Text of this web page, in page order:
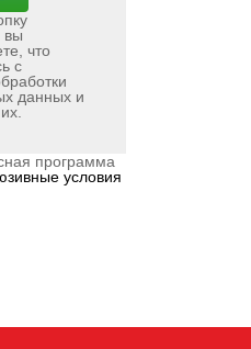
вы
что
с
данныхи
программа
условия